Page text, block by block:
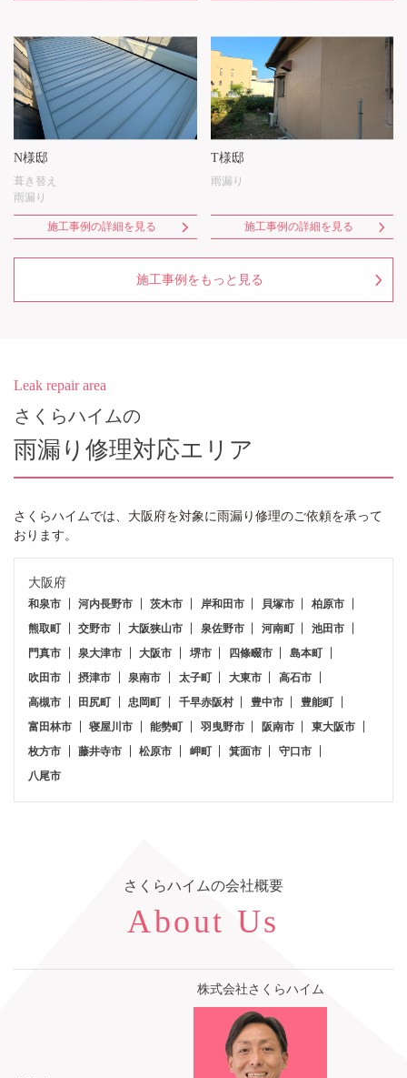
N様邸
葺き替え
雨漏り
施工事例の詳細を見る
T様邸
雨漏り
施工事例の詳細を見る
施工事例をもっと見る
Leak repair area
さくらハイムの
雨漏り修理対応エリア
さくらハイムでは、大阪府を対象に雨漏り修理のご依頼を承って
おります。
大阪府
和泉市 河内長野市 茨木市 岸和田市 貝塚市
柏原市
熊取町
交野市 大阪狭山市 泉佐野市 河南町
池田市
門真市
泉大津市 大阪市 堺市 四條畷市
島本町
吹田市
摂津市 泉南市 太子町 大東市
高石市
高槻市
田尻町 忠岡町 千早赤阪村 豊中市
豊能町
富田林市
寝屋川市 能勢町 羽曳野市 阪南市
東大阪市
枚方市
藤井寺市 松原市 岬町 箕面市
守口市
八尾市
さくらハイムの会社概要
About Us
株式会社さくらハイム